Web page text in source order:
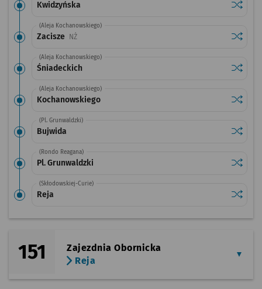
Kwidzyńska
(Aleja Kochanowskiego)
Zacisze NŻPrzystanek na życzenie
(Aleja Kochanowskiego)
Śniadeckich
(Aleja Kochanowskiego)
Kochanowskiego
(Pl. Grunwaldzki)
Bujwida
(Rondo Reagana)
Pl. Grunwaldzki
(Skłodowskiej-Curie)
Reja
151
Zajezdnia Obornicka
Reja